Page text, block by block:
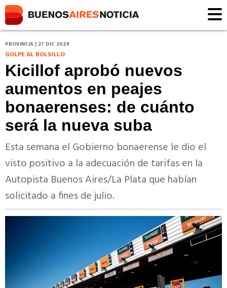
PROVINCIA | 27 DIC 2024
GOLPE AL BOLSILLO
Kicillof aprobó nuevos
aumentos en peajes
bonaerenses: de cuánto
será la nueva suba
Esta semana el Gobierno bonaerense le dio el
visto positivo a la adecuación de tarifas en la
Autopista Buenos Aires/La Plata que habían
solicitado a fines de julio.